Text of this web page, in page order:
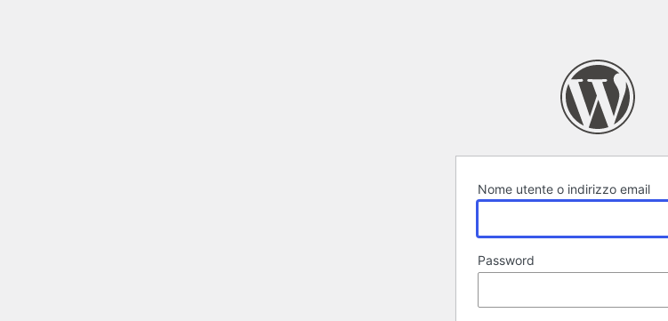
Nome utente o indirizzo email
Password